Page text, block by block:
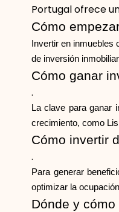
Portugal ofrece
Cómo
Invertir en
de inversión
Cómo ganar
.
La clave para ganar
crecimiento, como
Cómo invertir
.
Para generar
optimizar la
Dónde y